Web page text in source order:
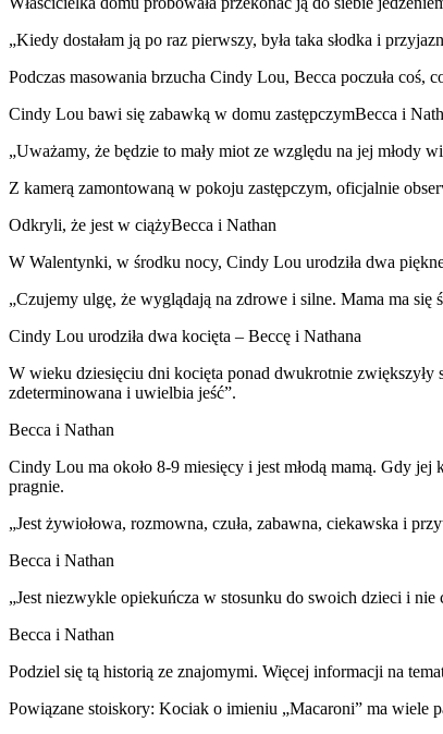
„Kiedy dostałam ją po raz pierwszy, była taka słodka i
Podczas masowania brzucha Cindy Lou, Becca poczuła
Cindy Lou bawi się zabawką w domu zastępczymBecca i
„Uważamy, że będzie to mały miot ze względu na jej młody
Z kamerą zamontowaną w pokoju zastępczym, oficjalnie
Odkryli, że jest w ciążyBecca i Nathan
W Walentynki, w środku nocy, Cindy Lou urodziła dwa
„Czujemy ulgę, że wyglądają na zdrowe i silne. Mama ma
Cindy Lou urodziła dwa kocięta – Beccę i Nathana
W wieku dziesięciu dni kocięta ponad dwukrotnie zwiększyły
zdeterminowana i uwielbia jeść”.
Becca i Nathan
Cindy Lou ma około 8-9 miesięcy i jest młodą mamą. Gdy jej
pragnie.
„Jest żywiołowa, rozmowna, czuła, zabawna, ciekawska i
Becca i Nathan
„Jest niezwykle opiekuńcza w stosunku do swoich dzieci i
Becca i Nathan
Podziel się tą historią ze znajomymi. Więcej informacji na
Powiązane stoiskory: Kociak o imieniu „Macaroni” ma wiele